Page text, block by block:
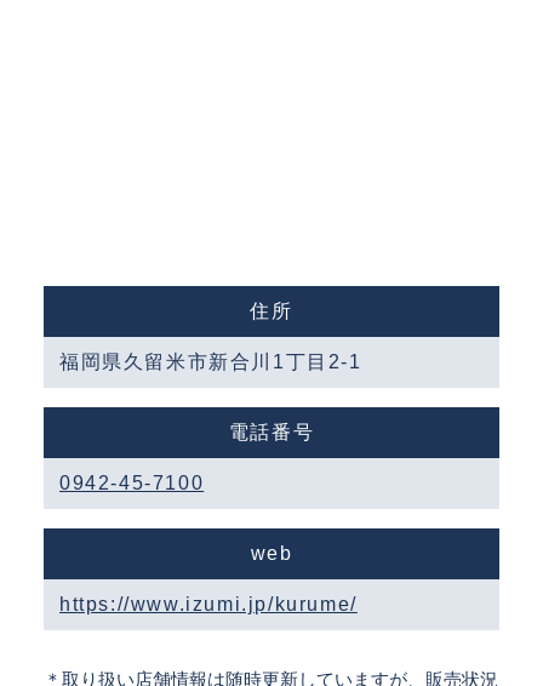
住所
福岡県久留米市新合川1丁目2-1
電話番号
0942-45-7100
web
https://www.izumi.jp/kurume/
＊取り扱い店舗情報は随時更新していますが、販売状況